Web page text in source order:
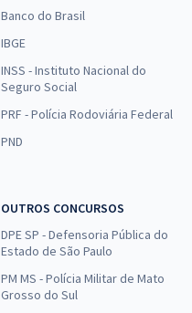
Banco do Brasil
IBGE
INSS - Instituto Nacional do
Seguro Social
PRF - Polícia Rodoviária Federal
PND
OUTROS CONCURSOS
DPE SP - Defensoria Pública do
Estado de São Paulo
PM MS - Polícia Militar de Mato
Grosso do Sul